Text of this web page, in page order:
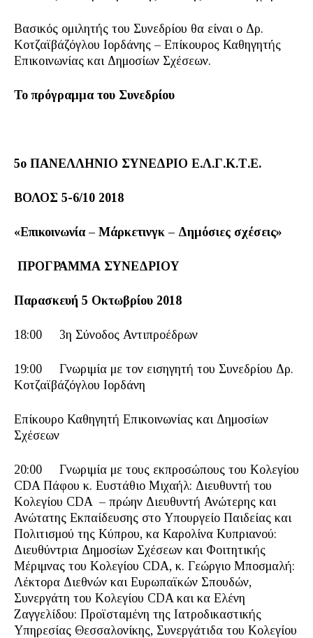
Βασικός ομιλητής του Συνεδρίου θα είναι ο Δρ.
Κοτζαϊβάζόγλου Ιορδάνης – Επίκουρος Καθηγητής
Επικοινωνίας και Δημοσίων Σχέσεων.
Το πρόγραμμα του Συνεδρίου
5ο ΠΑΝΕΛΛΗΝΙΟ ΣΥΝΕΔΡΙΟ Ε.Λ.Γ.Κ.Τ.Ε.
ΒΟΛΟΣ 5-6/10 2018
«Επικοινωνία – Μάρκετινγκ – Δημόσιες σχέσεις»
ΠΡΟΓΡΑΜΜΑ ΣΥΝΕΔΡΙΟΥ
Παρασκευή 5 Οκτωβρίου 2018
18:00 3η Σύνοδος Αντιπροέδρων
19:00 Γνωριμία με τον εισηγητή του Συνεδρίου Δρ.
Κοτζαϊβάζόγλου Ιορδάνη
Επίκουρο Καθηγητή Επικοινωνίας και Δημοσίων
Σχέσεων
20:00 Γνωριμία με τους εκπροσώπους του Κολεγίου
CDA Πάφου κ. Ευστάθιο Μιχαήλ: Διευθυντή του
Κολεγίου CDA – πρώην Διευθυντή Ανώτερης και
Ανώτατης Εκπαίδευσης στο Υπουργείο Παιδείας και
Πολιτισμού της Κύπρου, κα Καρολίνα Κυπριανού:
Διευθύντρια Δημοσίων Σχέσεων και Φοιτητικής
Μέριμνας του Κολεγίου CDA, κ. Γεώργιο Μποσμαλή:
Λέκτορα Διεθνών και Ευρωπαϊκών Σπουδών,
Συνεργάτη του Κολεγίου CDA και κα Ελένη
Ζαγγελίδου: Προϊσταμένη της Ιατροδικαστικής
Υπηρεσίας Θεσσαλονίκης, Συνεργάτιδα του Κολεγίου